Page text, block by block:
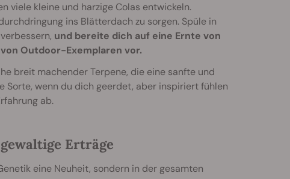
viele kleine und harzige Colas entwickeln.
ins Blätterdach zu sorgen. Spüle in
und bereite dich auf eine Ernte von
Outdoor-Exemplaren vor.
breit machender Terpene, die eine sanfte und
Sorte, wenn du dich geerdet, aber inspiriert fühlen
ab.
Erträge
eine Neuheit, sondern in der gesamten